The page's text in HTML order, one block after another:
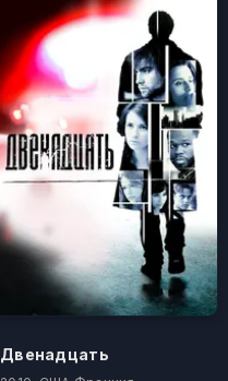
Двенадцать